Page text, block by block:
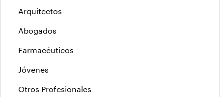
Arquitectos
Abogados
Farmacéuticos
Jóvenes
Otros Profesionales